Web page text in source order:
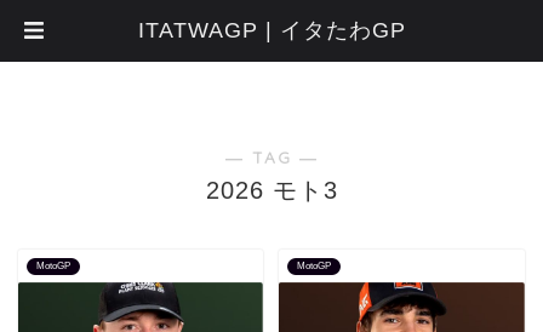
― TAG ―
2026 モト3
MotoGP MotoGP
ITATWAGP | イタたわGP